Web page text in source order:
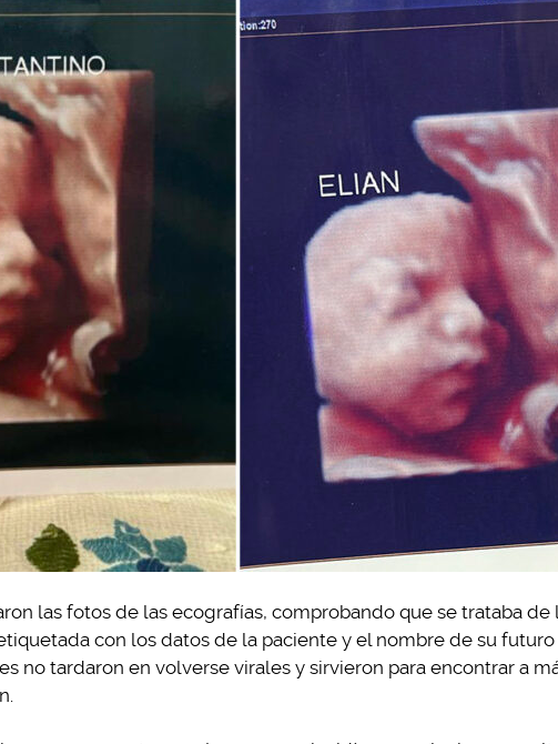
las fotos de las ecografías, comprobando que se trataba de
con los datos de la paciente y el nombre de su futuro
no tardaron en volverse virales y sirvieron para encontrar a